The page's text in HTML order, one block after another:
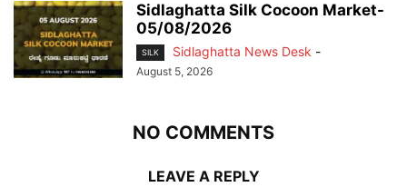
Sidlaghatta Silk Cocoon Market-
05/08/2026
SILK Sidlaghatta News Desk -
August 5, 2026
NO COMMENTS
LEAVE A REPLY